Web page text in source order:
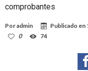
comprobantes
Poradmin Publicado en
0
74